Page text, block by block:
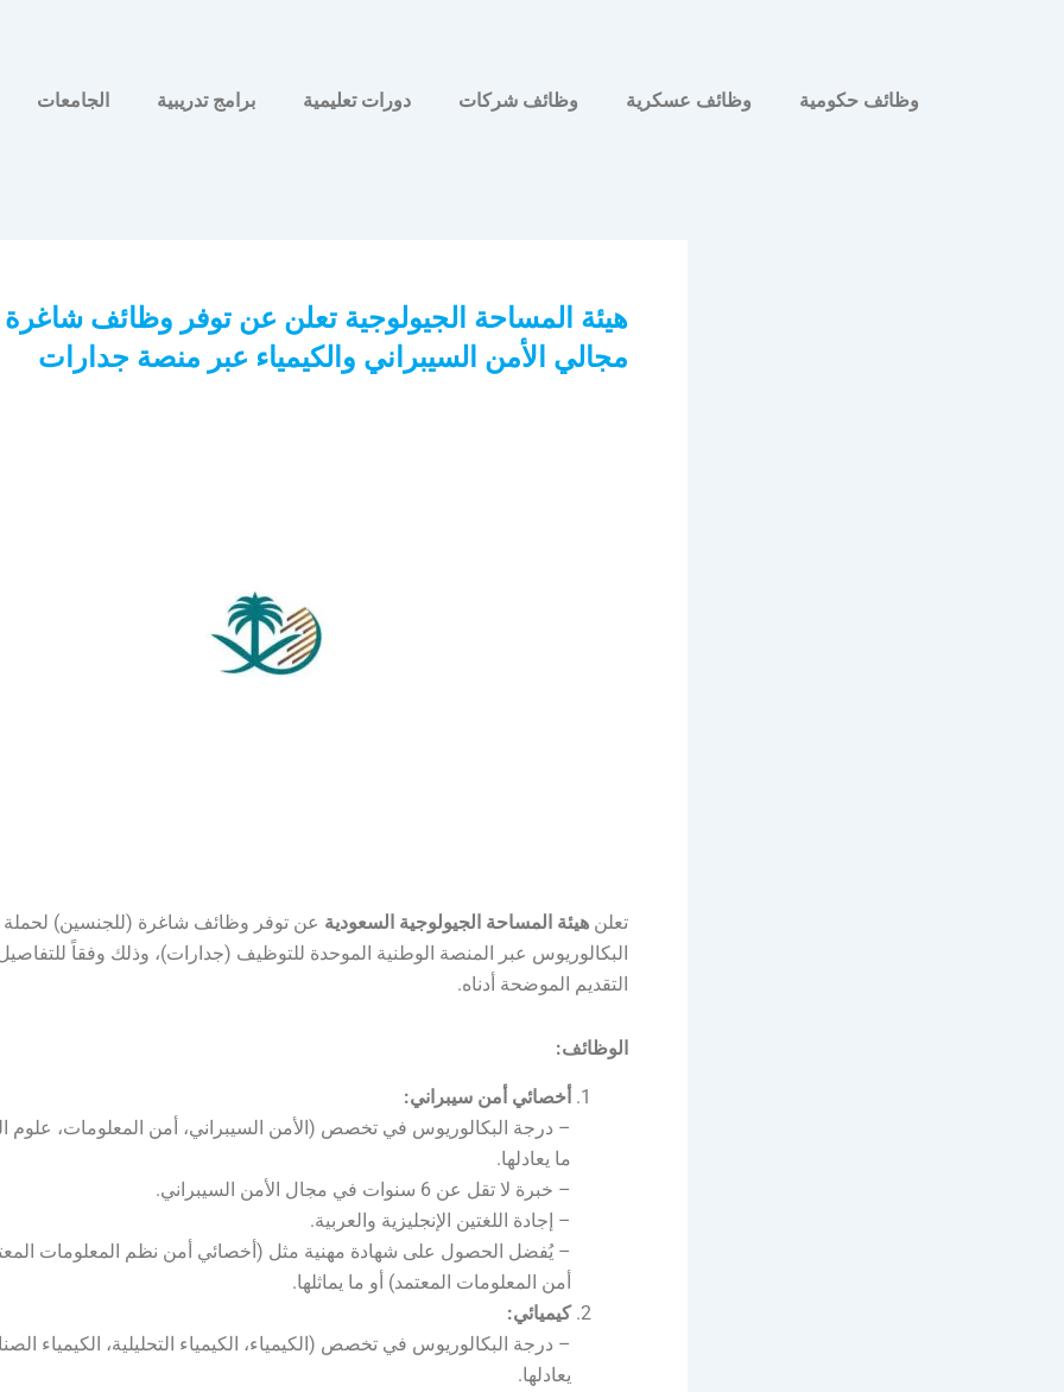
وظائف حكومية وظائف عسكرية وظائف شركات دورات تعليمية برامج تدريبية الجامعات
هيئة المساحة الجيولوجية تعلن عن توفر وظائف
مجالي الأمن السيبراني والكيمياء عبر منصة جدارات
تعلن هيئة المساحة الجيولوجية السعودية عن توفر وظائف شاغرة (للجنسين) لحملة
البكالوريوس عبر المنصة الوطنية الموحدة للتوظيف (جدارات)، وذلك وفقاً
التقديم الموضحة أدناه.
الوظائف:
أخصائي أمن سيبراني:
– درجة البكالوريوس في تخصص (الأمن السيبراني، أمن المعلومات، علوم
ما يعادلها.
– خبرة لا تقل عن 6 سنوات في مجال الأمن السيبراني.
– إجادة اللغتين الإنجليزية والعربية.
– يُفضل الحصول على شهادة مهنية مثل (أخصائي أمن نظم المعلومات
أمن المعلومات المعتمد) أو ما يماثلها.
كيميائي:
– درجة البكالوريوس في تخصص (الكيمياء، الكيمياء التحليلية، الكيمياء
يعادلها.